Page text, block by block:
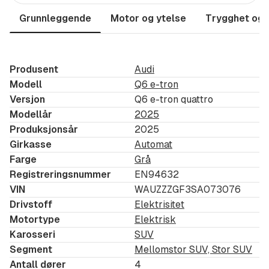
Adaptiv cruise control
Advanced key
Bluetooth
DAB+
Digitalt instrumentpanel
El. Bakluke
El.seter foran m/minne fører
Fjernlysassistent
Funksjonspakke
Klimaanlegg
Komfortpakke pro
Lane Assist
LED-Matrix
Grunnleggende Motor og ytelse Trygghet og
Produsent
Audi
Modell
Q6 e-tron
Versjon
Q6 e-tron quattro
Modellår
2025
Produksjonsår
2025
Girkasse
Automat
Farge
Grå
Registreringsnummer
EN94632
VIN
WAUZZZGF3SA073076
Drivstoff
Elektrisitet
Motortype
Elektrisk
Karosseri
SUV
Segment
Mellomstor SUV, Stor SUV
Antall dører
4